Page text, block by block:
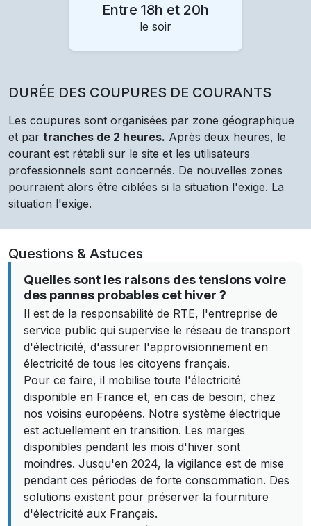
Entre 18h et 20h
le soir
DURÉE DES COUPURES DE COURANTS
Les coupures sont organisées par zone géographique
et par tranches de 2 heures. Après deux heures, le
courant est rétabli sur le site et les utilisateurs
professionnels sont concernés. De nouvelles zones
pourraient alors être ciblées si la situation l'exige. La
situation l'exige.
Questions & Astuces
Quelles sont les raisons des tensions voire
des pannes probables cet hiver ?
Il est de la responsabilité de RTE, l'entreprise de
service public qui supervise le réseau de transport
d'électricité, d'assurer l'approvisionnement en
électricité de tous les citoyens français.
Pour ce faire, il mobilise toute l'électricité
disponible en France et, en cas de besoin, chez
nos voisins européens. Notre système électrique
est actuellement en transition. Les marges
disponibles pendant les mois d'hiver sont
moindres. Jusqu'en 2024, la vigilance est de mise
pendant ces périodes de forte consommation. Des
solutions existent pour préserver la fourniture
d'électricité aux Français.